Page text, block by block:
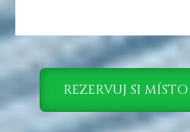
REZERVUJ SI